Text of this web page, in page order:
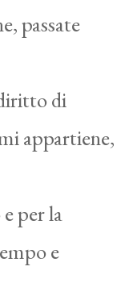
passate
di
appartiene,
per la
e